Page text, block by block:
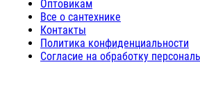
Оптовикам
Все о сантехнике
Контакты
Политика конфиденциальности
Согласие на обработку